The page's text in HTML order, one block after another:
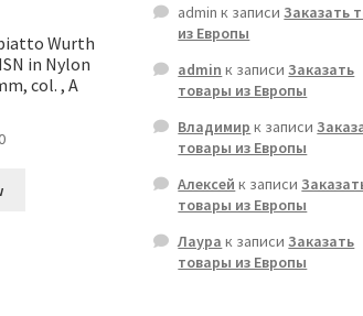
Wurth
in Nylon
col. , A
admin к записиЗаказать
из Европы
admin к записиЗаказать
товары из Европы
Владимир к записи
товары из Европы
Алексей к записи
товары из Европы
Лаура к записиЗаказать
товары из Европы